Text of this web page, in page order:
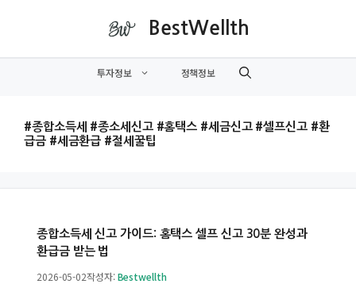
BestWellth
투자정보 정책정보
#종합소득세 #종소세신고 #홈택스 #세금신고 #셀프신고 #환
급금 #세금환급 #절세꿀팁
종합소득세 신고 가이드: 홈택스 셀프 신고 30분 완성과
환급금 받는 법
2026-05-02작성자:Bestwellth